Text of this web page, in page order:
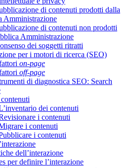
di contenuti prodotti dalla
Amministrazione
di contenuti non prodotti
Amministrazione
dei soggetti ritratti
per i motori di ricerca (SEO)
on-page
off-page
di diagnostica SEO: Search
dei contenuti
i contenuti
i contenuti
i contenuti
dell’interazione
per definire l’interazione